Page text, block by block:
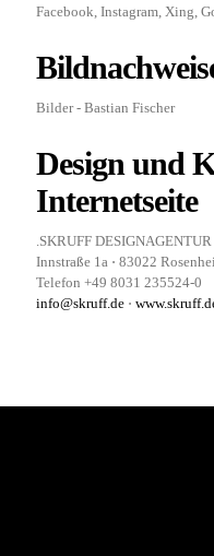
Facebook, Instagram, Xing,
Bilder - Bastian Fischer
Design und
Internetseite
.SKRUFF
Innstraße 1a ⋅ 83022
Telefon +49 8031 235524-0
info@skruff.de ⋅